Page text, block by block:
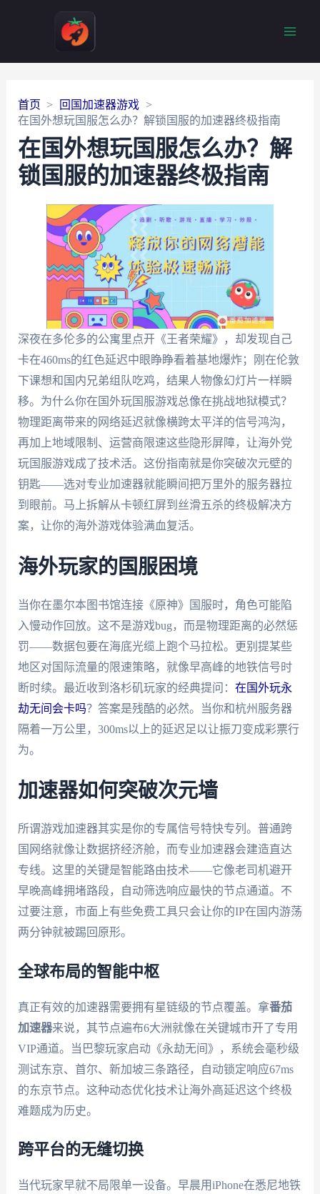
首页
回国加速器游戏
在国外想玩国服怎么办？解锁国服的加速器终极指南
在国外想玩国服怎么办？解
锁国服的加速器终极指南
深夜在多伦多的公寓里点开《王者荣耀》，却发现自己
卡在460ms的红色延迟中眼睁睁看着基地爆炸；刚在伦敦
下课想和国内兄弟组队吃鸡，结果人物像幻灯片一样瞬
移。为什么你在国外玩国服游戏总像在挑战地狱模式？
物理距离带来的网络延迟就像横跨太平洋的信号鸿沟，
再加上地域限制、运营商限速这些隐形屏障，让海外党
玩国服游戏成了技术活。这份指南就是你突破次元壁的
钥匙——选对专业加速器就能瞬间把万里外的服务器拉
到眼前。马上拆解从卡顿红屏到丝滑五杀的终极解决方
案，让你的海外游戏体验满血复活。
海外玩家的国服困境
当你在墨尔本图书馆连接《原神》国服时，角色可能陷
入慢动作回放。这不是游戏bug，而是物理距离的必然惩
罚——数据包要在海底光缆上跑个马拉松。更别提某些
地区对国际流量的限速策略，就像早高峰的地铁信号时
断时续。最近收到洛杉矶玩家的经典提问： 在国外玩永
劫无间会卡吗？答案是残酷的必然。当你和杭州服务器
隔着一万公里，300ms以上的延迟足以让振刀变成彩票行
为。
加速器如何突破次元墙
所谓游戏加速器其实是你的专属信号特快专列。普通跨
国网络就像让数据挤经济舱，而专业加速器会建造直达
专线。这里的关键是智能路由技术——它像老司机避开
早晚高峰拥堵路段，自动筛选响应最快的节点通道。不
过要注意，市面上有些免费工具只会让你的IP在国内游荡
两分钟就被踢回原形。
全球布局的智能中枢
真正有效的加速器需要拥有星链级的节点覆盖。拿番茄
加速器来说，其节点遍布6大洲就像在关键城市开了专用
VIP通道。当巴黎玩家启动《永劫无间》，系统会毫秒级
测试东京、首尔、新加坡三条路径，自动锁定响应67ms
的东京节点。这种动态优化技术让海外高延迟这个终极
难题成为历史。
跨平台的无缝切换
当代玩家早就不局限单一设备。早晨用iPhone在悉尼地铁